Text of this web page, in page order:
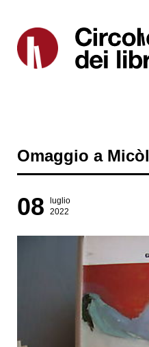
Omaggio a Micòl
08
luglio
2022